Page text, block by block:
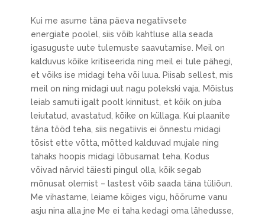
Kui me asume täna päeva negatiivsete
energiate poolel, siis võib kahtluse alla seada
igasuguste uute tulemuste saavutamise. Meil on
kalduvus kõike kritiseerida ning meil ei tule pähegi,
et võiks ise midagi teha või luua. Piisab sellest, mis
meil on ning midagi uut nagu polekski vaja. Mõistus
leiab samuti igalt poolt kinnitust, et kõik on juba
leiutatud, avastatud, kõike on küllaga. Kui plaanite
täna tööd teha, siis negatiivis ei õnnestu midagi
tõsist ette võtta, mõtted kalduvad mujale ning
tahaks hoopis midagi lõbusamat teha. Kodus
võivad närvid täiesti pingul olla, kõik segab
mõnusat olemist – lastest võib saada täna tüliõun.
Me vihastame, leiame kõiges vigu, hõõrume vanu
asju nina alla jne Me ei taha kedagi oma lähedusse,